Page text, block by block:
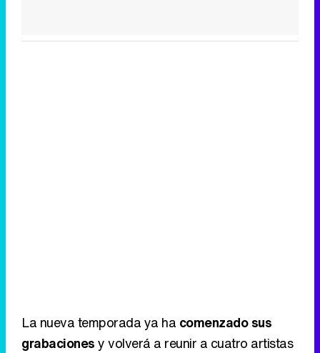
La nueva temporada ya ha comenzado sus
grabacionesy volverá a reunir a cuatro artistas